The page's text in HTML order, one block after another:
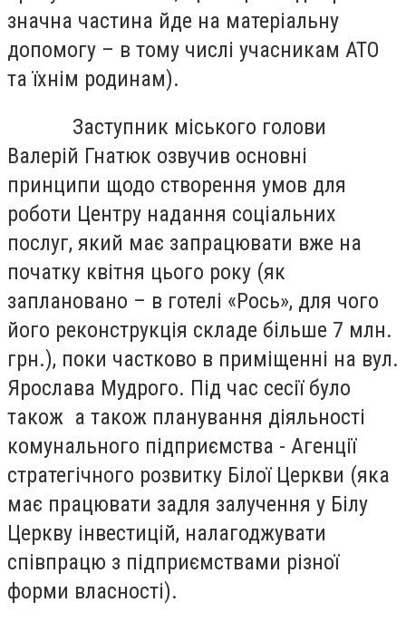
значна частина йде на матеріальну
допомогу – в тому числі учасникам АТО
та їхнім родинам).
Заступник міського голови
Валерій Гнатюк озвучив основні
принципи щодо створення умов для
роботи Центру надання соціальних
послуг, який має запрацювати вже на
початку квітня цього року (як
заплановано – в готелі «Рось», для чого
його реконструкція складе більше 7 млн.
грн.), поки частково в приміщенні на вул.
Ярослава Мудрого. Під час сесії було
також а також планування діяльності
комунального підприємства - Агенції
стратегічного розвитку Білої Церкви (яка
має працювати задля залучення у Білу
Церкву інвестицій, налагоджувати
співпрацю з підприємствами різної
форми власності).